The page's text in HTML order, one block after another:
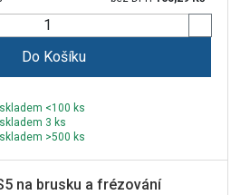
Do Košíku
skladem <100 ks
skladem 3 ks
skladem >500 ks
na brusku a frézování